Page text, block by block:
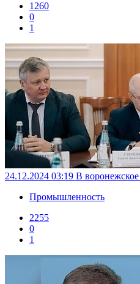
1260
0
1
24.12.2024 03:19 В
Промышленность
2255
0
1